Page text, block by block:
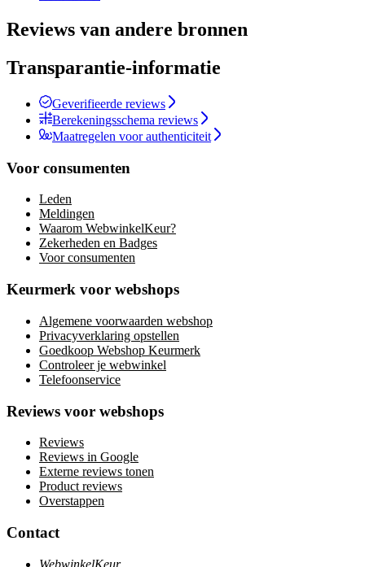
Reviews van andere bronnen
Transparantie-informatie
Geverifieerde reviews
Berekeningsschema reviews
Maatregelen voor authenticiteit
Voor consumenten
Leden
Meldingen
Waarom WebwinkelKeur?
Zekerheden en Badges
Voor consumenten
Keurmerk voor webshops
Algemene voorwaarden webshop
Privacyverklaring opstellen
Goedkoop Webshop Keurmerk
Controleer je webwinkel
Telefoonservice
Reviews voor webshops
Reviews
Reviews in Google
Externe reviews tonen
Product reviews
Overstappen
Contact
WebwinkelKeur